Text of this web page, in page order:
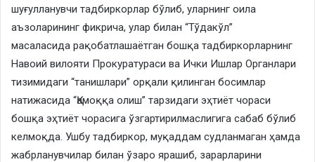
шуғулланувчи тадбиркорлар бўлиб, уларнинг оила
аъзоларининг фикрича, улар билан “Тўдакўл”
масаласида рақобатлашаётган бошқа тадбиркорларнинг
Навоий вилояти Прокуратураси ва Ички Ишлар Органлари
тизимидаги “танишлари” орқали қилинган босимлар
натижасида “Қамоққа олиш” тарзидаги эҳтиёт чораси
бошқа эҳтиёт чорасига ўзгартирилмаслигига сабаб бўлиб
келмоқда. Ушбу тадбиркор, муқаддам судланмаган ҳамда
жабрланувчилар билан ўзаро ярашиб, зарарларини